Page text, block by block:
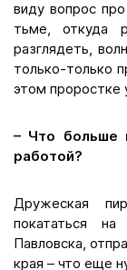
виду вопрос
тьме, откуда
разглядеть,
только-только
этом проростке
– Что больше
работой?
Дружеская
покататься
Павловска,
края – что еще